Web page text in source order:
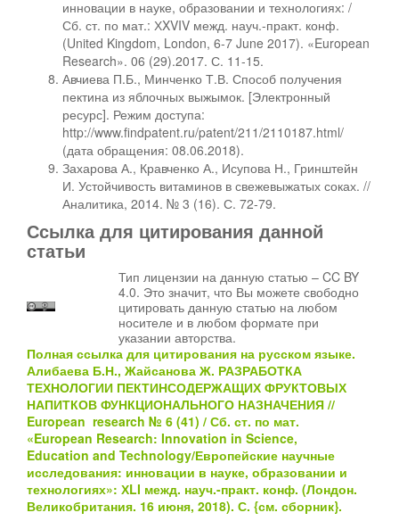
инновации в науке, образовании и технологиях: /
Сб. ст. по мат.: ХXVIV межд. науч.-практ. конф.
(United Kingdom, London, 6-7 June 2017). «European
Research». 06 (29).2017. С. 11-15.
Авчиева П.Б., Минченко Т.В. Способ получения
пектина из яблочных выжымок. [Электронный
ресурс]. Режим доступа:
http://www.findpatent.ru/patent/211/2110187.html/
(дата обращения: 08.06.2018).
Захарова А., Кравченко А., Исупова Н., Гринштейн
И. Устойчивость витаминов в свежевыжатых соках. //
Аналитика, 2014. № 3 (16). С. 72-79.
Ссылка для цитирования данной
статьи
Тип лицензии на данную статью – CC BY
4.0. Это значит, что Вы можете свободно
цитировать данную статью на любом
носителе и в любом формате при
указании авторства.
Полная ссылка для цитирования на русском языке.
Алибаева Б.Н., Жайсанова Ж. РАЗРАБОТКА
ТЕХНОЛОГИИ ПЕКТИНСОДЕРЖАЩИХ ФРУКТОВЫХ
НАПИТКОВ ФУНКЦИОНАЛЬНОГО НАЗНАЧЕНИЯ //
European research № 6 (41) / Сб. ст. по мат.
«European Research: Innovation in Science,
Education and Technology/Европейские научные
исследования: инновации в науке, образовании и
технологиях»: ХLI межд. науч.-практ. конф. (Лондон.
Великобритания. 16 июня, 2018). С. {см. сборник}.